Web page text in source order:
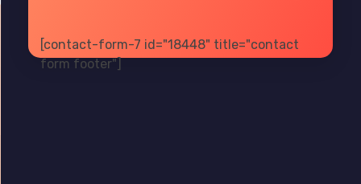
[contact-form-7 id="18448" title="contact
form footer"]